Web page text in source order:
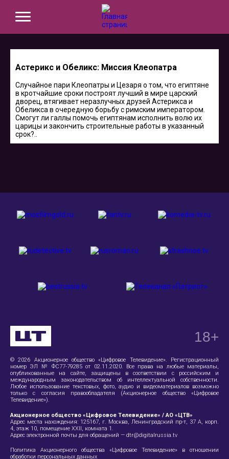
Астерикс и Обеликс: Миссия Клеопатра
Случайное пари Клеопатры и Цезаря о том, что египтяне
в кротчайшие сроки построят лучший в мире царский
дворец, втягивает неразлучных друзей Астерикса и
Обеликса в очередную борьбу с римским императором.
Смогут ли галлы помочь египтянам исполнить волю их
царицы и закончить строительные работы в указанный
срок?..
© 2026 Акционерное общество «Цифровое Телевидение». Регистрационный
номер ЭЛ № ФС77-79285 от 02.11.2020. Все права на любые материалы,
опубликованные на сайте, защищены в соответствии с российским и
международным законодательством об интеллектуальной собственности.
Любое использование текстовых, фото, аудио и видеоматериалов возможно
только с согласия правообладателя (Акционерное общество «Цифровое
Телевидение»).
Акционерное общество «Цифровое Телевидение» / АО «ЦТВ»
Адрес места нахождения: 125167, г. Москва, Ленинградский пр-т, 37 А , корп.
4, этаж 10, помещение XXII, комната 1.
Адрес электронной почты для обращений — dtr@digitalrussia.tv
Политика Акционерного общества «Цифровое Телевидение» в отношении
обработки персональных данных
18+